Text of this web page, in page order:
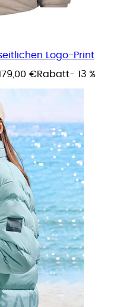
Logo-Print
€Rabatt- 13 %